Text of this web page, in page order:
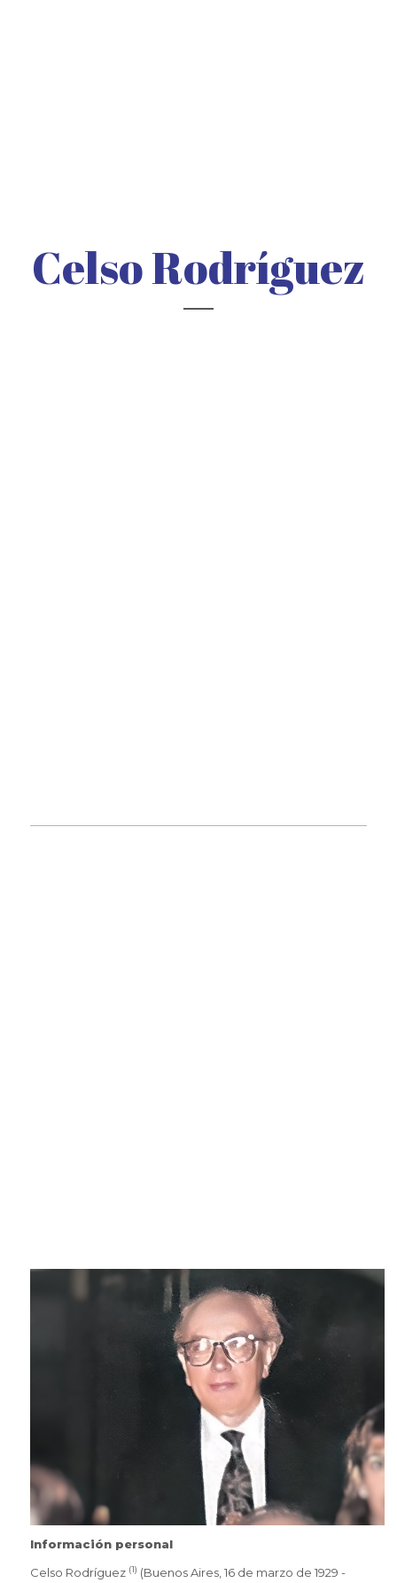
Celso Rodríguez
Información personal
Celso Rodríguez (1) (Buenos Aires, 16 de marzo de 1929 -